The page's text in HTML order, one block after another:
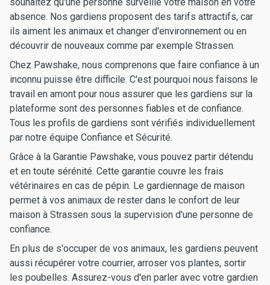
absence. Nos gardiens proposent des tarifs attractifs, car
ils aiment les animaux et changer d'environnement ou en
découvrir de nouveaux comme par exemple Strassen.
Chez Pawshake, nous comprenons que faire confiance à un
inconnu puisse être difficile. C'est pourquoi nous faisons le
travail en amont pour nous assurer que les gardiens sur la
plateforme sont des personnes fiables et de confiance.
Tous les profils de gardiens sont vérifiés individuellement
par notre équipe Confiance et Sécurité.
Grâce à la Garantie Pawshake, vous pouvez partir détendu
et en toute sérénité. Cette garantie couvre les frais
vétérinaires en cas de pépin. Le gardiennage de maison
permet à vos animaux de rester dans le confort de leur
maison à Strassen sous la supervision d'une personne de
confiance.
En plus de s'occuper de vos animaux, les gardiens peuvent
aussi récupérer votre courrier, arroser vos plantes, sortir
les poubelles. Assurez-vous d'en parler avec votre gardien